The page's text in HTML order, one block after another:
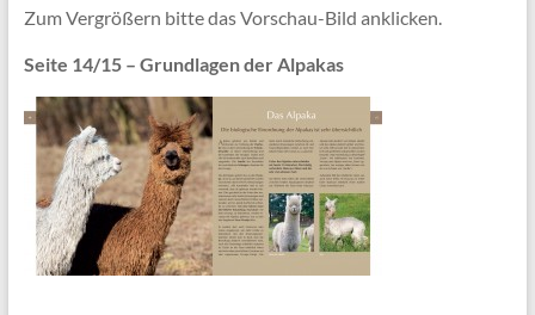
Zum Vergrößern bitte das Vorschau-Bild anklicken.
Seite 14/15 – Grundlagen der Alpakas